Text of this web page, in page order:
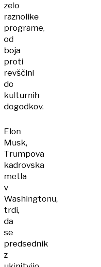
zelo
raznolike
programe,
od
boja
proti
revščini
do
kulturnih
dogodkov.
Elon
Musk,
Trumpova
kadrovska
metla
v
Washingtonu,
trdi,
da
se
predsednik
z